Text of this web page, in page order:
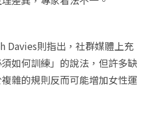
Davies則指出，社群媒體上充
如何訓練」的說法，但許多缺
雜的規則反而可能增加女性運